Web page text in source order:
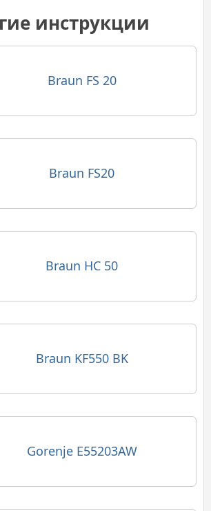
инструкции
Braun FS 20
Braun FS20
Braun HC 50
Braun KF550 BK
Gorenje E55203AW